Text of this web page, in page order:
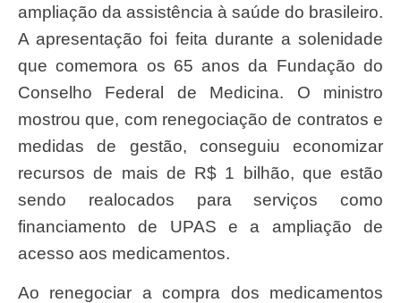
ampliação da assistência à saúde do brasileiro.
A apresentação foi feita durante a solenidade
que comemora os 65 anos da Fundação do
Conselho Federal de Medicina. O ministro
mostrou que, com renegociação de contratos e
medidas de gestão, conseguiu economizar
recursos de mais de R$ 1 bilhão, que estão
sendo realocados para serviços como
financiamento de UPAS e a ampliação de
acesso aos medicamentos.
Ao renegociar a compra dos medicamentos